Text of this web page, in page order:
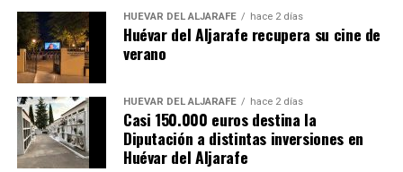
HUÉVAR DEL ALJARAFE hace 2 días
Huévar del Aljarafe recupera su cine de
verano
HUÉVAR DEL ALJARAFE hace 2 días
Casi 150.000 euros destina la
Diputación a distintas inversiones en
Huévar del Aljarafe